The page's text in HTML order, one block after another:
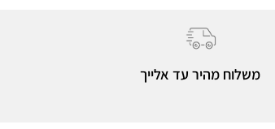
משלוח מהיר עד אלייך